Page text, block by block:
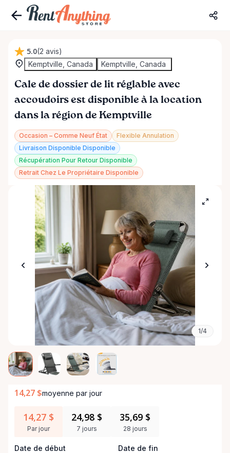
Occasion – Comme Neuf État
Flexible Annulation
Livraison Disponible Disponible
Récupération Pour Retour Disponible
Retrait Chez Le Propriétaire Disponible
Cale de dossier de lit réglable avec
accoudoirs est disponible à la location
dans la région de Kemptville
5.0(2 avis)
Kemptville, Canada
Kemptville, Canada
1/4
14,27 $moyenne par jour
14,27 $
Par jour
24,98 $
7 jours
35,69 $
28 jours
Date de début Date de fin